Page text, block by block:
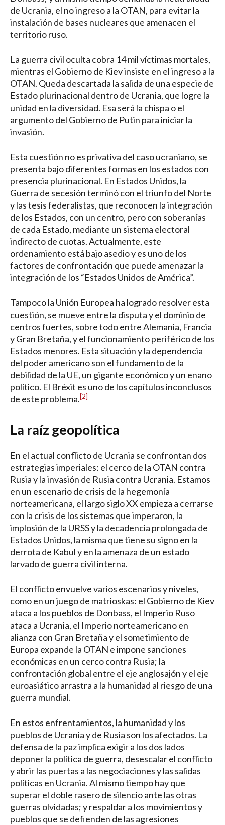
de Ucrania, el no ingreso a la OTAN, para evitar la
instalación de bases nucleares que amenacen el
territorio ruso.
La guerra civil oculta cobra 14 mil víctimas mortales,
mientras el Gobierno de Kiev insiste en el ingreso a la
OTAN. Queda descartada la salida de una especie de
Estado plurinacional dentro de Ucrania, que logre la
unidad en la diversidad. Esa será la chispa o el
argumento del Gobierno de Putin para iniciar la
invasión.
Esta cuestión no es privativa del caso ucraniano, se
presenta bajo diferentes formas en los estados con
presencia plurinacional. En Estados Unidos, la
Guerra de secesión terminó con el triunfo del Norte
y las tesis federalistas, que reconocen la integración
de los Estados, con un centro, pero con soberanías
de cada Estado, mediante un sistema electoral
indirecto de cuotas. Actualmente, este
ordenamiento está bajo asedio y es uno de los
factores de confrontación que puede amenazar la
integración de los “Estados Unidos de América”.
Tampoco la Unión Europea ha logrado resolver esta
cuestión, se mueve entre la disputa y el dominio de
centros fuertes, sobre todo entre Alemania, Francia
y Gran Bretaña, y el funcionamiento periférico de los
Estados menores. Esta situación y la dependencia
del poder americano son el fundamento de la
debilidad de la UE, un gigante económico y un enano
político. El Bréxit es uno de los capítulos inconclusos
de este problema.[2]
La raíz geopolítica
En el actual conflicto de Ucrania se confrontan dos
estrategias imperiales: el cerco de la OTAN contra
Rusia y la invasión de Rusia contra Ucrania. Estamos
en un escenario de crisis de la hegemonía
norteamericana, el largo siglo XX empieza a cerrarse
con la crisis de los sistemas que imperaron, la
implosión de la URSS y la decadencia prolongada de
Estados Unidos, la misma que tiene su signo en la
derrota de Kabul y en la amenaza de un estado
larvado de guerra civil interna.
El conflicto envuelve varios escenarios y niveles,
como en un juego de matrioskas: el Gobierno de Kiev
ataca a los pueblos de Donbass, el Imperio Ruso
ataca a Ucrania, el Imperio norteamericano en
alianza con Gran Bretaña y el sometimiento de
Europa expande la OTAN e impone sanciones
económicas en un cerco contra Rusia; la
confrontación global entre el eje anglosajón y el eje
euroasiático arrastra a la humanidad al riesgo de una
guerra mundial.
En estos enfrentamientos, la humanidad y los
pueblos de Ucrania y de Rusia son los afectados. La
defensa de la paz implica exigir a los dos lados
deponer la política de guerra, desescalar el conflicto
y abrir las puertas a las negociaciones y las salidas
políticas en Ucrania. Al mismo tiempo hay que
superar el doble rasero de silencio ante las otras
guerras olvidadas; y respaldar a los movimientos y
pueblos que se defienden de las agresiones